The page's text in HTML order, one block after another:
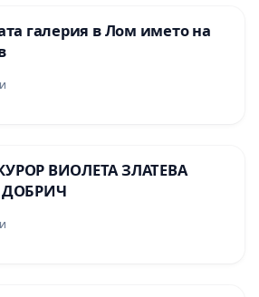
галерия в Лом името на
ВИОЛЕТА ЗЛАТЕВА
ДОБРИЧ